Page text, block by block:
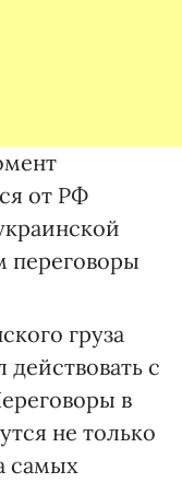
от РФ
переговоры
груза
с
в
не только
самых